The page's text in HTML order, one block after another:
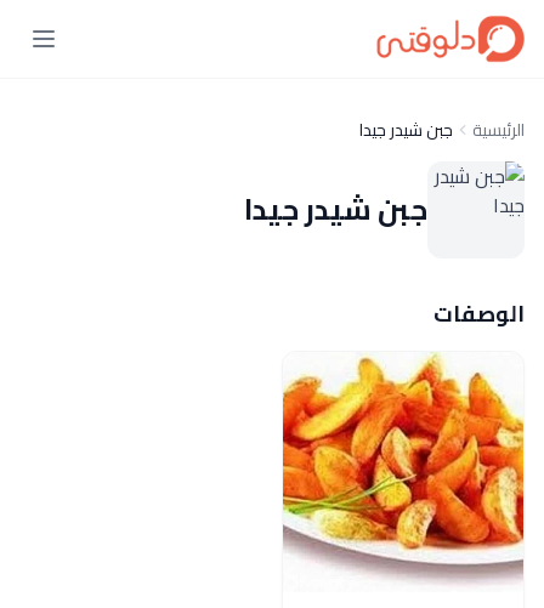
الرئيسية جبن شيدر جيدا
جبن شيدر جيدا
الوصفات